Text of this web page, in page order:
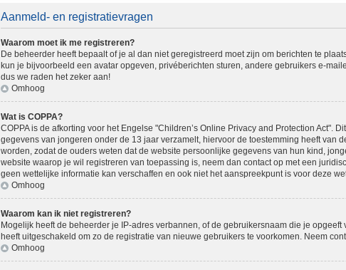
Aanmeld- en registratievragen
Waarom moet ik me registreren?
De beheerder heeft bepaalt of je al dan niet geregistreerd moet zijn om berichten te
kun je bijvoorbeeld een avatar opgeven, privéberichten sturen, andere gebruikers e-
dus we raden het zeker aan!
Omhoog
Wat is COPPA?
COPPA is de afkorting voor het Engelse "Children’s Online Privacy and Protection Act".
gegevens van jongeren onder de 13 jaar verzamelt, hiervoor de toestemming heeft van
worden, zodat de ouders weten dat de website persoonlijke gegevens van hun kind,
website waarop je wil registreren van toepassing is, neem dan contact op met een
geen wettelijke informatie kan verschaffen en ook niet het aanspreekpunt is voor deze
Omhoog
Waarom kan ik niet registreren?
Mogelijk heeft de beheerder je IP-adres verbannen, of de gebruikersnaam die je
heeft uitgeschakeld om zo de registratie van nieuwe gebruikers te voorkomen. Neem
Omhoog